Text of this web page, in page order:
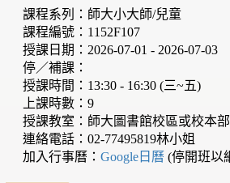
課程系列：師大小大師/兒童
課程編號：1152F107
授課日期：2026-07-01 - 2026-07-03
停／補課：
授課時間：13:30 - 16:30 (三~五)
上課時數：9
授課教室：師大圖書館校區或校本部
連絡電話：02-77495819林小姐
加入行事曆：Google日曆(停開班以